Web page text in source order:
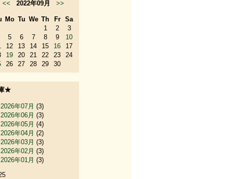
<< 2022年09月 >>
Mo Tu We Th Fr
Sa
1
2
3
5 6 7 8 9
10
12 13 14 15 16
17
19 20 21 22 23
24
26 27 28 29 30
★
2026年07月 (3)
2026年06月 (3)
2026年05月 (4)
2026年04月 (2)
2026年03月 (3)
2026年02月 (3)
2026年01月 (3)